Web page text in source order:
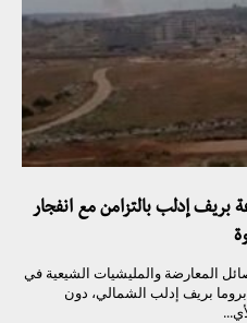
إدلب بالتزامن مع انفجار
المعارضة والمليشيات الشيعية في
بريف إدلب الشمالي، دون